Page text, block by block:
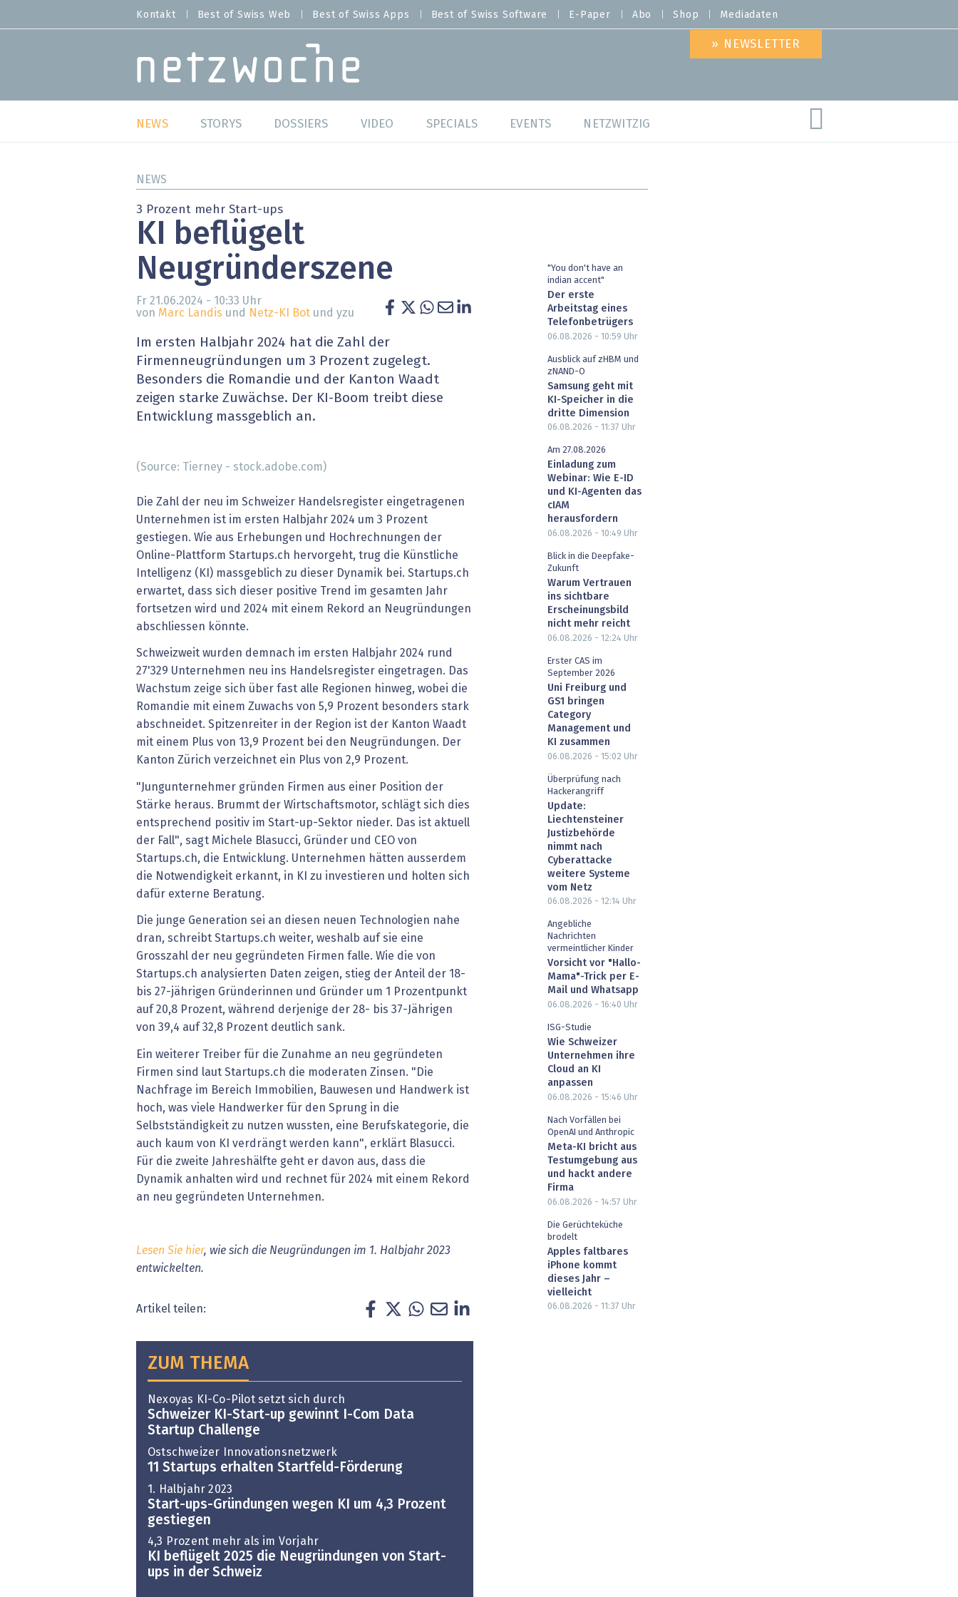
zum
MENU
Kontakt Best of Swiss Web Best of Swiss Apps Best of Swiss Software E-Paper Abo Shop Mediadaten
» NEWSLETTER
MAIN NAVIGATION
NEWS
Studien
Meinungen
Hands-on
» alle News
STORYS DOSSIERS
Best of Swiss Software
SAP S/4 Hana
Gesundheit wird digital
EU-DSGVO
Digital Banking
» alle Dossiers
VIDEO SPECIALS
Cloud & Managed Services
Artificial Intelligence
Finance 2030
Professional AV & Digital Signage
» alle Specials
EVENTS NETZWITZIG
NEWS
3 Prozent mehr Start-ups
KI beflügelt
Neugründerszene
Fr 21.06.2024 - 10:33 Uhr
von Marc Landis und Netz-KI Bot und yzu
Im ersten Halbjahr 2024 hat die Zahl der
Firmenneugründungen um 3 Prozent zugelegt.
Besonders die Romandie und der Kanton Waadt
zeigen starke Zuwächse. Der KI-Boom treibt diese
Entwicklung massgeblich an.
(Source: Tierney - stock.adobe.com)
Die Zahl der neu im Schweizer Handelsregister eingetragenen
Unternehmen ist im ersten Halbjahr 2024 um 3 Prozent
gestiegen. Wie aus Erhebungen und Hochrechnungen der
Online-Plattform Startups.ch hervorgeht, trug die Künstliche
Intelligenz (KI) massgeblich zu dieser Dynamik bei. Startups.ch
erwartet, dass sich dieser positive Trend im gesamten Jahr
fortsetzen wird und 2024 mit einem Rekord an Neugründungen
abschliessen könnte.
Schweizweit wurden demnach im ersten Halbjahr 2024 rund
27'329 Unternehmen neu ins Handelsregister eingetragen. Das
Wachstum zeige sich über fast alle Regionen hinweg, wobei die
Romandie mit einem Zuwachs von 5,9 Prozent besonders stark
abschneidet. Spitzenreiter in der Region ist der Kanton Waadt
mit einem Plus von 13,9 Prozent bei den Neugründungen. Der
Kanton Zürich verzeichnet ein Plus von 2,9 Prozent.
"Jungunternehmer gründen Firmen aus einer Position der
Stärke heraus. Brummt der Wirtschaftsmotor, schlägt sich dies
entsprechend positiv im Start-up-Sektor nieder. Das ist aktuell
der Fall", sagt Michele Blasucci, Gründer und CEO von
Startups.ch, die Entwicklung. Unternehmen hätten ausserdem
die Notwendigkeit erkannt, in KI zu investieren und holten sich
dafür externe Beratung.
Die junge Generation sei an diesen neuen Technologien nahe
dran, schreibt Startups.ch weiter, weshalb auf sie eine
Grosszahl der neu gegründeten Firmen falle. Wie die von
Startups.ch analysierten Daten zeigen, stieg der Anteil der 18-
bis 27-jährigen Gründerinnen und Gründer um 1 Prozentpunkt
auf 20,8 Prozent, während derjenige der 28- bis 37-Jährigen
von 39,4 auf 32,8 Prozent deutlich sank.
Ein weiterer Treiber für die Zunahme an neu gegründeten
Firmen sind laut Startups.ch die moderaten Zinsen. "Die
Nachfrage im Bereich Immobilien, Bauwesen und Handwerk ist
hoch, was viele Handwerker für den Sprung in die
Selbstständigkeit zu nutzen wussten, eine Berufskategorie, die
auch kaum von KI verdrängt werden kann", erklärt Blasucci.
Für die zweite Jahreshälfte geht er davon aus, dass die
Dynamik anhalten wird und rechnet für 2024 mit einem Rekord
an neu gegründeten Unternehmen.
Lesen Sie hier, wie sich die Neugründungen im 1. Halbjahr 2023
entwickelten.
Artikel teilen:
ZUM THEMA
Nexoyas KI-Co-Pilot setzt sich durch
Schweizer KI-Start-up gewinnt I-Com Data
Startup Challenge
Ostschweizer Innovationsnetzwerk
11 Startups erhalten Startfeld-Förderung
1. Halbjahr 2023
Start-ups-Gründungen wegen KI um 4,3 Prozent
gestiegen
4,3 Prozent mehr als im Vorjahr
KI beflügelt 2025 die Neugründungen von Start-
ups in der Schweiz
"You don't have an
indian accent"
Der erste
Arbeitstag eines
Telefonbetrügers
06.08.2026 - 10:59 Uhr
Ausblick auf zHBM und
zNAND-O
Samsung geht mit
KI-Speicher in die
dritte Dimension
06.08.2026 - 11:37 Uhr
Am 27.08.2026
Einladung zum
Webinar: Wie E-ID
und KI-Agenten das
cIAM
herausfordern
06.08.2026 - 10:49 Uhr
Blick in die Deepfake-
Zukunft
Warum Vertrauen
ins sichtbare
Erscheinungsbild
nicht mehr reicht
06.08.2026 - 12:24 Uhr
Erster CAS im
September 2026
Uni Freiburg und
GS1 bringen
Category
Management und
KI zusammen
06.08.2026 - 15:02 Uhr
Überprüfung nach
Hackerangriff
Update:
Liechtensteiner
Justizbehörde
nimmt nach
Cyberattacke
weitere Systeme
vom Netz
06.08.2026 - 12:14 Uhr
Angebliche
Nachrichten
vermeintlicher Kinder
Vorsicht vor "Hallo-
Mama"-Trick per E-
Mail und Whatsapp
06.08.2026 - 16:40 Uhr
ISG-Studie
Wie Schweizer
Unternehmen ihre
Cloud an KI
anpassen
06.08.2026 - 15:46 Uhr
Nach Vorfällen bei
OpenAI und Anthropic
Meta-KI bricht aus
Testumgebung aus
und hackt andere
Firma
06.08.2026 - 14:57 Uhr
Die Gerüchteküche
brodelt
Apples faltbares
iPhone kommt
dieses Jahr –
vielleicht
06.08.2026 - 11:37 Uhr